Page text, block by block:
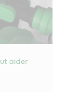
aider